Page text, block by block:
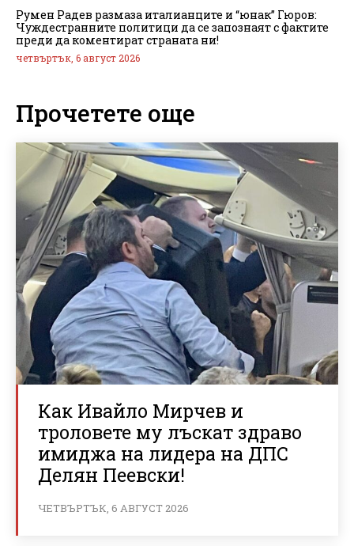
Румен Радев размаза италианците и “юнак” Гюров:
Чуждестранните политици да се запознаят с фактите
преди да коментират страната ни!
четвъртък, 6 август 2026
Прочетете още
Как Ивайло Мирчев и
троловете му лъскат здраво
имиджа на лидера на ДПС
Делян Пеевски!
ЧЕТВЪРТЪК, 6 АВГУСТ 2026